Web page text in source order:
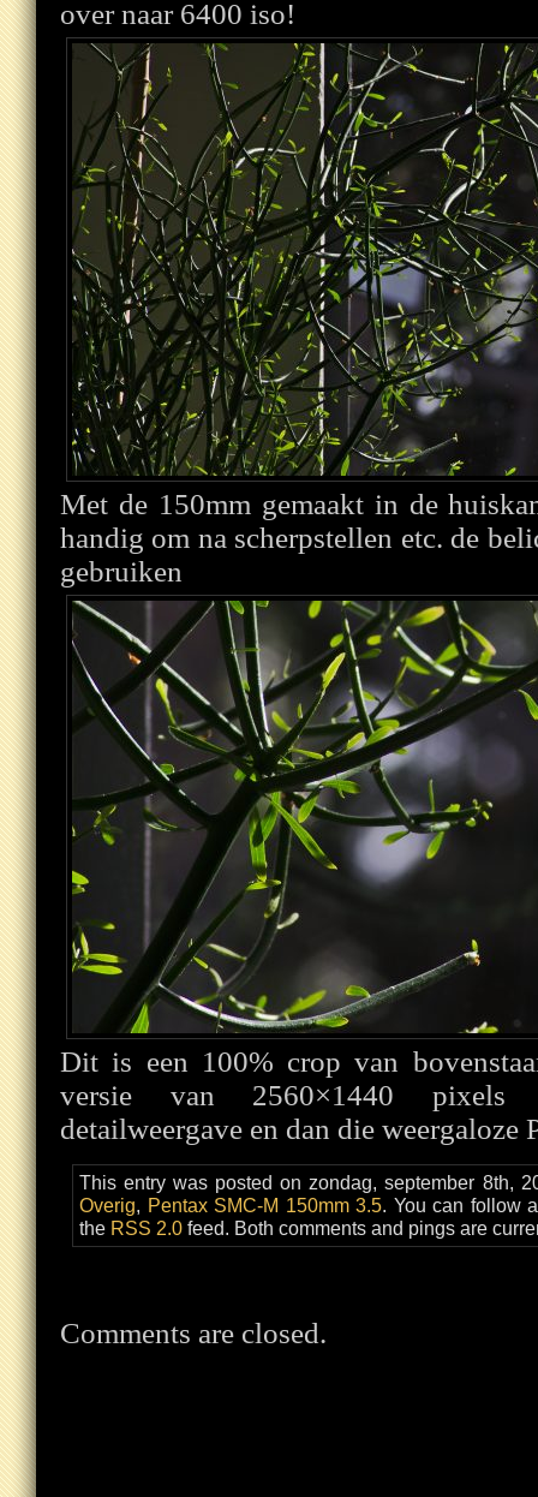
over naar 6400 iso!
Met de 150mm gemaakt in de
handig om na scherpstellen etc. de
gebruiken
Dit is een 100% crop van
versie van 2560×1440 pixels
detailweergave en dan die weergaloze
This entry was posted on zondag, september 8th,
Overig, Pentax SMC-M 150mm 3.5. You can follow
the RSS 2.0 feed. Both comments and pings are
Comments are closed.